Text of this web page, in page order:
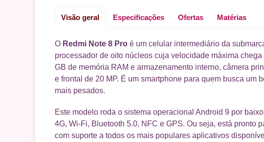
Visão geral Especificações Ofertas Matérias
O Redmi Note 8 Pro é um celular intermediário da
processador de oito núcleos cuja velocidade máxima
GB de memória RAM e armazenamento interno, câmera
e frontal de 20 MP. É um smartphone para quem busca um
mais pesados.
Este modelo roda o sistema operacional Android 9 por
4G, Wi-Fi, Bluetooth 5.0, NFC e GPS. Ou seja, está pronto
com suporte a todos os mais populares aplicativos